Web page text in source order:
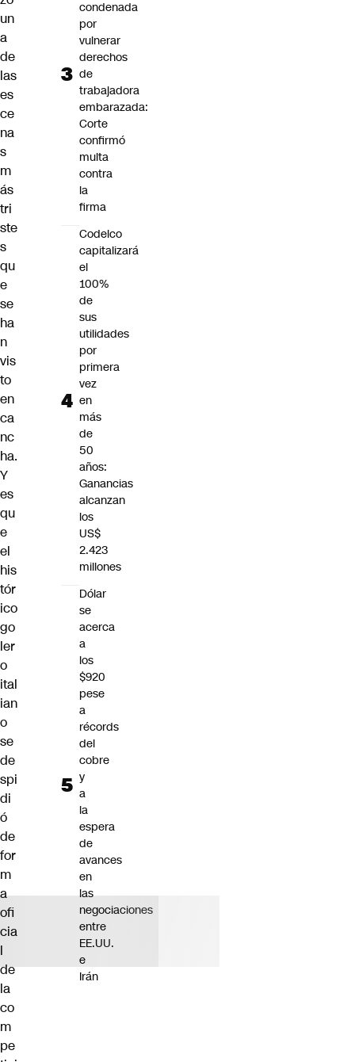
un
a
de
las
es
ce
na
s
m
ás
tri
ste
s
qu
e
se
ha
n
vis
to
en
ca
nc
ha.
Y
es
qu
e
el
his
tór
ico
go
ler
o
ital
ian
o
se
de
spi
di
ó
de
for
m
a
ofi
cia
l
de
la
co
m
pe
condenada
por
vulnerar
derechos
de
trabajadora
embarazada:
Corte
confirmó
multa
contra
la
firma
Codelco
capitalizará
el
100%
de
sus
utilidades
por
primera
vez
en
más
de
50
años:
Ganancias
alcanzan
los
US$
2.423
millones
Dólar
se
acerca
a
los
$920
pese
a
récords
del
cobre
y
a
la
espera
de
avances
en
las
negociaciones
entre
EE.UU.
e
Irán